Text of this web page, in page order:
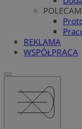
REKLAMA
WSPÓŁPRACA